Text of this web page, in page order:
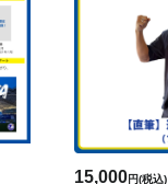
15,000円(税込)